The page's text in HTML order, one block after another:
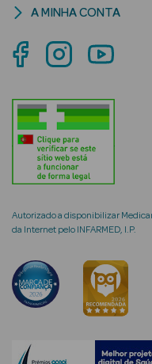
Rosto e
Ver Tudo
Cosmética
Hidratantes
Séruns Faciais
Creme de Olhos
envelhecimento
Autorizado a disponibilizar
da Internet pelo INFARMED, I.P.
A MINHA CONTA